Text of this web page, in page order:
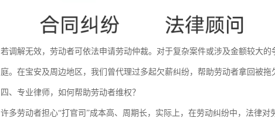
若调解无效，劳动者可依法申请劳动仲裁。对于复杂案件或涉及金额较大
庭。在宝安及周边地区，我们曾代理过多起欠薪纠纷，帮助劳动者拿回被拖
四、专业律师，如何帮助劳动者维权？
许多劳动者担心“打官司”成本高、周期长，实际上，在劳动纠纷中，法律对